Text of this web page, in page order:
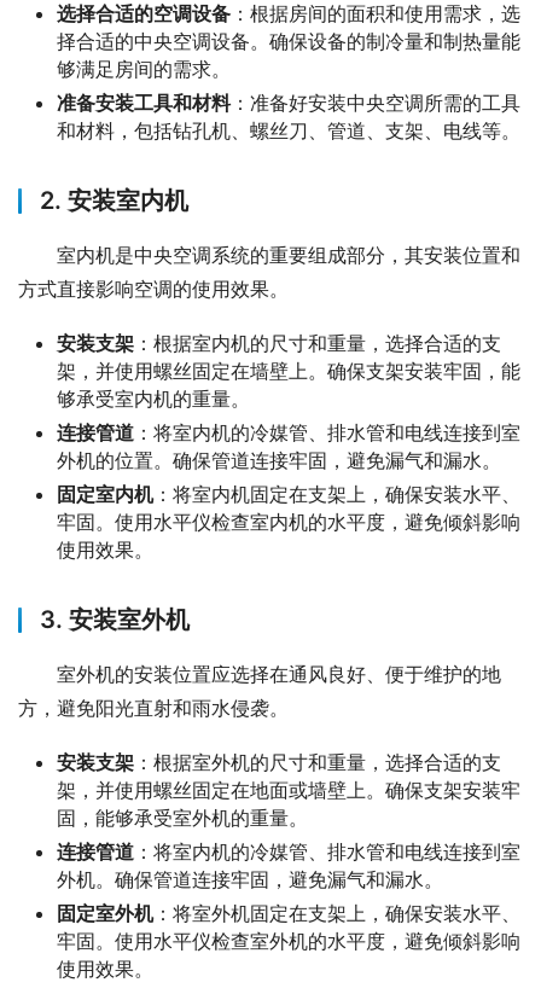
选择合适的空调设备 ：根据房间的面积和使用需求，选
择合适的中央空调设备。确保设备的制冷量和制热量能
够满足房间的需求。
准备安装工具和材料：准备好安装中央空调所需的工具
和材料，包括钻孔机、螺丝刀、管道、支架、电线等。
2. 安装室内机
室内机是中央空调系统的重要组成部分，其安装位置和
方式直接影响空调的使用效果。
安装支架 ：根据室内机的尺寸和重量，选择合适的支
架，并使用螺丝固定在墙壁上。确保支架安装牢固，能
够承受室内机的重量。
连接管道 ：将室内机的冷媒管、排水管和电线连接到室
外机的位置。确保管道连接牢固，避免漏气和漏水。
固定室内机：将室内机固定在支架上，确保安装水平、
牢固。使用水平仪检查室内机的水平度，避免倾斜影响
使用效果。
3. 安装室外机
室外机的安装位置应选择在通风良好、便于维护的地
方，避免阳光直射和雨水侵袭。
安装支架 ：根据室外机的尺寸和重量，选择合适的支
架，并使用螺丝固定在地面或墙壁上。确保支架安装牢
固，能够承受室外机的重量。
连接管道 ：将室内机的冷媒管、排水管和电线连接到室
外机。确保管道连接牢固，避免漏气和漏水。
固定室外机：将室外机固定在支架上，确保安装水平、
牢固。使用水平仪检查室外机的水平度，避免倾斜影响
使用效果。